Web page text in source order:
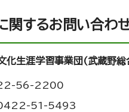
関するお問い合わ
文化生涯学習事業団(武蔵野
56-2200
0422-51-5493